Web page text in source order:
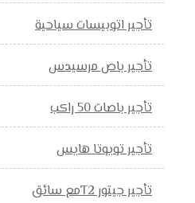
تأجير اتوبيسات سياحية
تأجير باص مرسيدس
تأجير باصات 50 راكب
تأجير تويوتا هايس
تأجير جيتور T2مع سائق